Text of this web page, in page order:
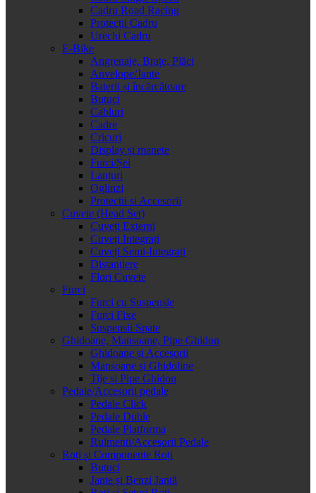
Cadru Road Racing
Protecții Cadru
Urechi Cadru
E-Bike
Angrenaje, Brațe, Plăci
Anvelope/Jante
Baterii și încărcătoare
Butuci
Cabluri
Cadre
Cricuri
Display și manete
Furci/Șei
Lanțuri
Oglinzi
Protectii si Accesorii
Cuvete (Head Set)
Cuveți Externi
Cuveți Integrați
Cuveți Semi-Integrați
Distanțiere
Flori Cuvete
Furci
Furci cu Suspensie
Furci Fixe
Suspensii Spate
Ghidoane, Mansoane, Pipe Ghidon
Ghidoane și Accesorii
Mansoane și Ghidoline
Tije și Pipe Ghidon
Pedale/Accesorii pedale
Pedale Click
Pedale Duble
Pedale Platforma
Rulmenti/Accesorii Pedale
Roți și Componente Roți
Butuci
Jante și Benzi Jantă